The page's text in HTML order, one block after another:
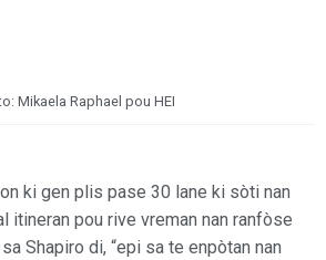
Mikaela Raphael pou HEI
ki gen plis pase 30 lane ki sòti nan
itineran pou rive vreman nan ranfòse
Shapiro di, “epi sa te enpòtan nan